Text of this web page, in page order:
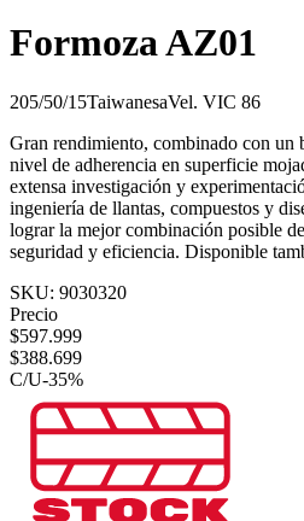
Formoza AZ01
205/50/15TaiwanesaVel. VIC 86
Gran rendimiento, combinado con un
nivel de adherencia en superficie
extensa investigación y
ingeniería de llantas, compuestos y
lograr la mejor combinación posible
seguridad y eficiencia. Disponible
SKU: 9030320
Precio
$597.999
$388.699
C/U-35%